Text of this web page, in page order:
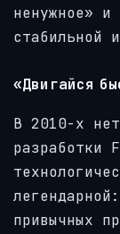
ненужное» и
стабильной
«Двигайся
В 2010-х
разработки
привычных